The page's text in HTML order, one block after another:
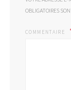
OBLIGATOIRES
COMMENTAIRE